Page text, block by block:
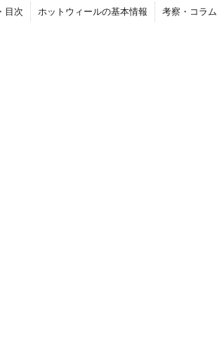
目次 ホットウィールの基本情報 考察・コラム